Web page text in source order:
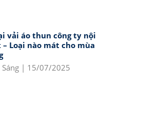
vải áo thun công ty nội
Loại nào mát cho mùa
Sáng | 15/07/2025